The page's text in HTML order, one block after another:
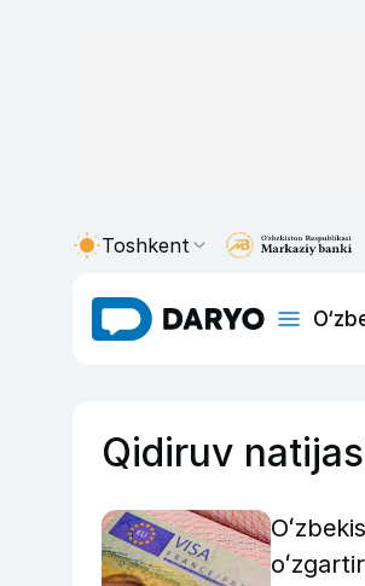
Toshkent
Qidiruv